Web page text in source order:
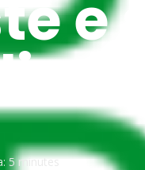
e
5 minutes